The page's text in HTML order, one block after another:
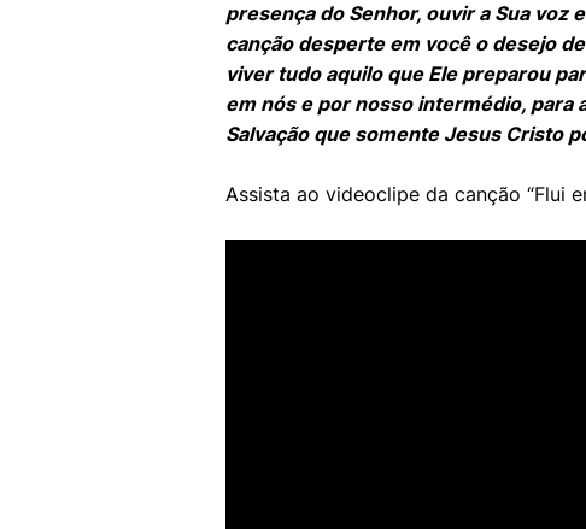
presença do Senhor, ouvir a Sua voz
canção desperte em você o desejo
viver tudo aquilo que Ele preparou
em nós e por nosso intermédio, para
Salvação que somente Jesus Cristo
Assista ao videoclipe da canção “Flui